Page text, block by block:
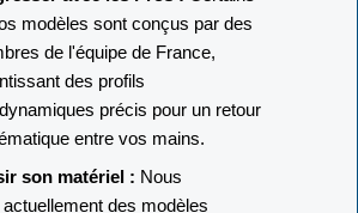
modèles sont conçus par des
de l'équipe de France,
des profils
précis pour un retour
entre vos mains.
son matériel : Nous
des modèles